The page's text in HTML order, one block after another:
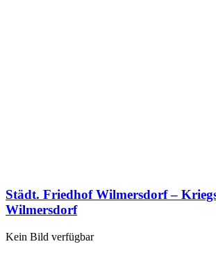
Städt. Friedhof Wilmersdorf –
Wilmersdorf
Kein Bild verfügbar